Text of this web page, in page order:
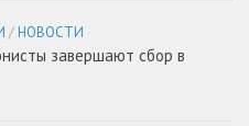
/ НОВОСТИ
завершают сбор в